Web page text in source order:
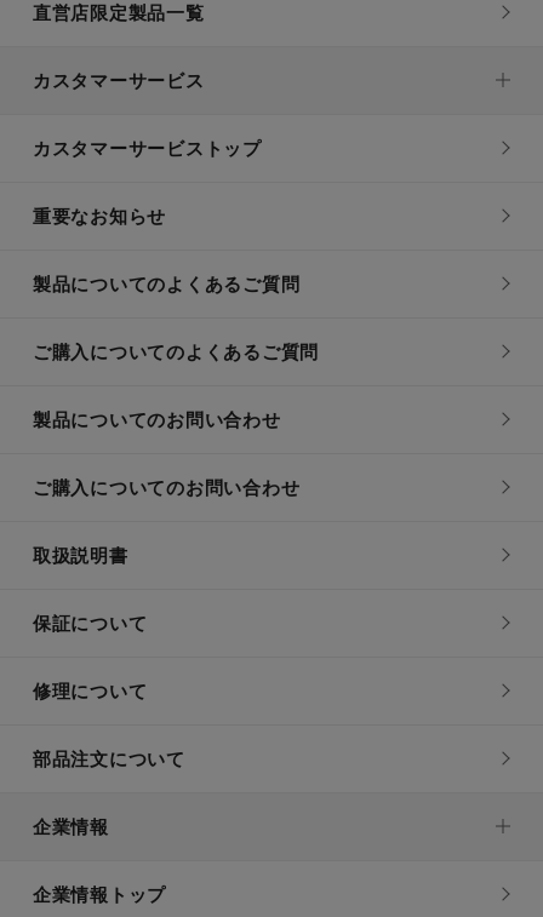
直営店限定製品一覧
カスタマーサービス
カスタマーサービストップ
重要なお知らせ
製品についてのよくあるご質問
ご購入についてのよくあるご質問
製品についてのお問い合わせ
ご購入についてのお問い合わせ
取扱説明書
保証について
修理について
部品注文について
企業情報
企業情報トップ